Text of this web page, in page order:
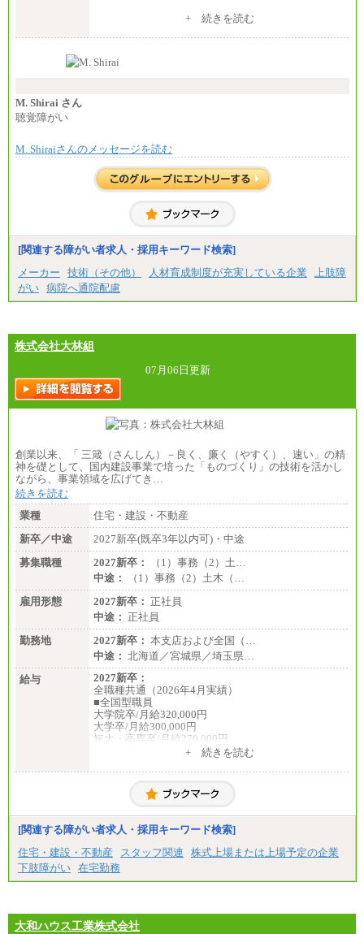
※入社後早期から、自律的な業務遂行が求めら
す。
い職責を担う方については、さらに高い金額を個別
※上記に加え、所定労働時間外に勤務をした場
※試用期間中も給与に変更はございません。
＜募集各社・全職種共通＞
月給21万円以上～
※試用期間中の給与に変更はありません。
ます。
+ 続きを読む
M. Shirai さん
聴覚障がい
M. Shiraiさんのメッセージを読む
[関連する障がい者求人・採用キーワード検索]
メーカー
技術（その他） 人材育成制度が充実している企業
上肢障
がい 病院へ通院配慮
株式会社大林組
07月06日更新
創業以来、「 三箴（さんしん）－良く、廉く（やすく）、速い」の精
神を礎として、国内建設事業で培った「ものづくり」の技術を活かし
ながら、事業領域を広げてき…
続きを読む
業種
住宅・建設・不動産
新卒／中途
2027新卒(既卒3年以内可)・中途
募集職種
2027新卒：
（1）事務（2）土…
中途：
（1）事務（2）土木（…
雇用形態
2027新卒： 正社員
中途： 正社員
勤務地
2027新卒： 本支店および全国（…
中途： 北海道／宮城県／埼玉県…
給与
2027新卒：
全職種共通（2026年4月実績）
■全国型職員
大学院卒/月給320,000円
大学卒/月給300,000円
短大・高専卒/月給270,000円
大学院卒/月給256,000円～288,000円
大学卒/月給240,000円～270,000円
短大・高専卒/月給216,000円～243,000円
■特定職員※
大学院卒/月給234,000円～263,000円
大学卒/月給219,000円～246,000円
短大・高専卒/月給197,000円～222,000円
※拠点型職員、特定職員の給与は、生活の拠点が定
す。
+ 続きを読む
[関連する障がい者求人・採用キーワード検索]
住宅・建設・不動産
スタッフ関連
株式上場または上場予定の企業
下肢障がい 在宅勤務
大和ハウス工業株式会社